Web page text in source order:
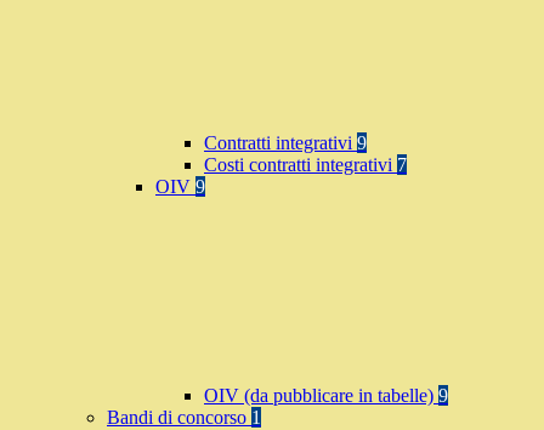
Contratti integrativi 9
Costi contratti integrativi 7
OIV 9
OIV (da pubblicare in tabelle) 9
Bandi di concorso 1